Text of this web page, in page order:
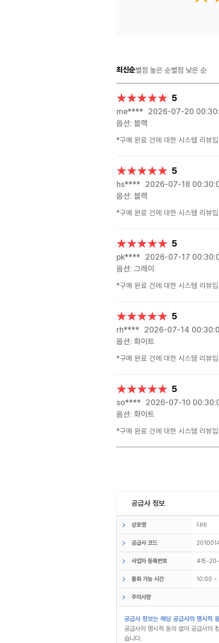
최신순별점 높은 순별점 낮은 순
★★★★★
★★★★★ 5
me**** 2026-07-20
옵션: 블랙
*구매 완료 건에 대한 시스템 리뷰
★★★★★
★★★★★ 5
hs**** 2026-07-18
옵션: 블랙
*구매 완료 건에 대한 시스템 리뷰
★★★★★
★★★★★ 5
pk**** 2026-07-17
옵션: 그레이
*구매 완료 건에 대한 시스템 리뷰
★★★★★
★★★★★ 5
rh**** 2026-07-14
옵션: 화이트
*구매 완료 건에 대한 시스템 리뷰
★★★★★
★★★★★ 5
so**** 2026-07-10
옵션: 화이트
*구매 완료 건에 대한 시스템 리뷰
공급사 정보
상호명 다데
공급사 코드
사업자 등록번호 415-
통화 가능 시간 10:00
주의사항
공급사 정보는 해당 공급사의 명시적
공급사의 명시적 동의 없이 공급사의
습니다.